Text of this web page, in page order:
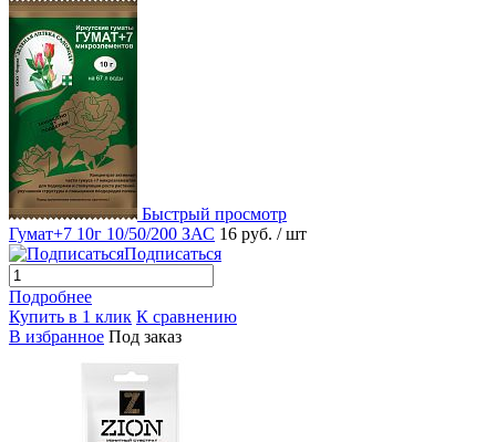
Быстрый просмотр
Гумат+7 10г 10/50/200 ЗАС 16 руб. / шт
Подписаться
Подробнее
Купить в 1 клик К сравнению
В избранное Под заказ